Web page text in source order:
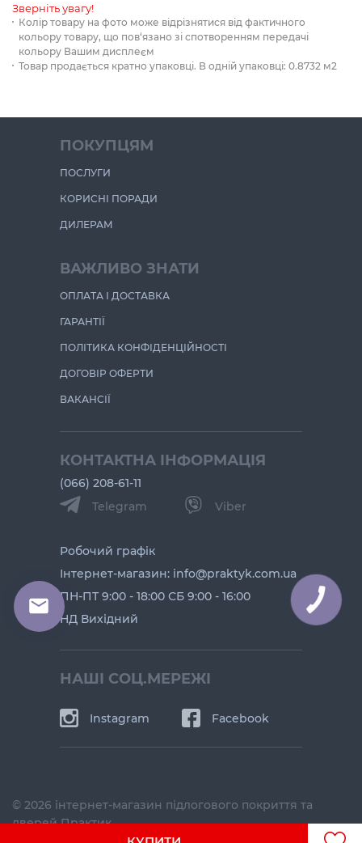
Зверніть увагу!
Колір товару на фото може відрізнятися від фактичного
кольору товару, що пов‘язано зі спотворенням передачі
кольору Вашим дисплеєм
Товар продається кратно упаковці. В одній упаковці: 0.8732 м2
ПОКУПЦЯМ
ПОСЛУГИ
КОРИСНІ ПОРАДИ
ДИЛЕРАМ
ВАЖЛИВО ЗНАТИ
ОПЛАТА І ДОСТАВКА
ГАРАНТІЇ
ПОЛІТИКА КОНФІДЕНЦІЙНОСТІ
ДОГОВІР ОФЕРТИ
ВАКАНСІЇ
КОНТАКТНА ІНФОРМАЦІЯ
(066) 208-61-11
Telegram
Viber
Робочий графік
Інтернет-магазин: info@praktyk.com.ua
ПН-ПТ 9:00 - 18:00 СБ 9:00 - 16:00
НД Вихідний
НАШІ СОЦ.МЕРЕЖІ
Instagram Facebook
© 2026 інтернет-магазин підлогового покриття та
дверей Практик